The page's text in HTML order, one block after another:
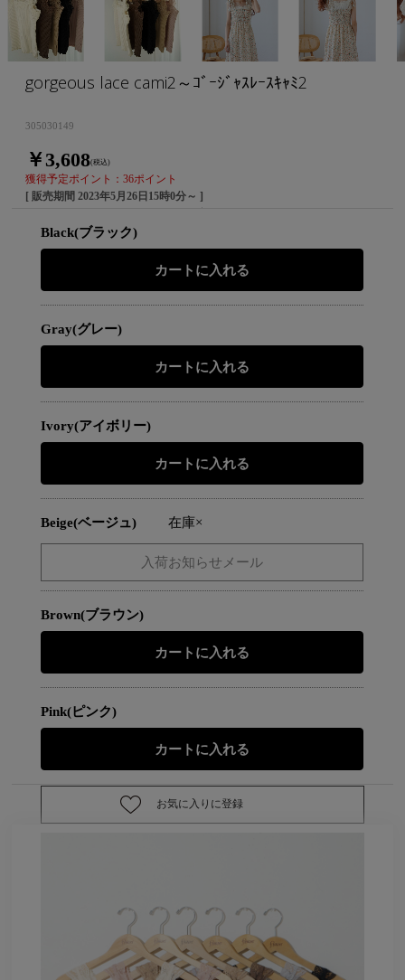
gorgeous lace cami2～ｺﾞｰｼﾞｬｽﾚｰｽｷｬﾐ2
305030149
￥3,608(税込)
獲得予定ポイント：36ポイント
[ 販売期間 2023年5月26日15時0分～ ]
Black(ブラック)
Gray(グレー)
Ivory(アイボリー)
Beige(ベージュ) 在庫×
Brown(ブラウン)
Pink(ピンク)
お気に入りに登録